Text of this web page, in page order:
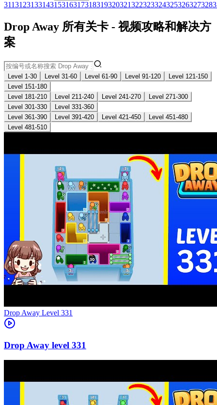
311312313314315316317318319320321322323324325326327328
Drop Away 所有关卡 - 视频攻略和解决方
案
Level 1-30 Level 31-60 Level 61-90 Level 91-120
Level 121-150
Level 151-180
Level 181-210
Level 211-240 Level 241-270
Level 271-300
Level 301-330
Level 331-360
Level 361-390
Level 391-420 Level 421-450
Level 451-480
Level 481-510
Level 331
331